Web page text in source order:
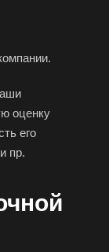
оценку
его
пр.